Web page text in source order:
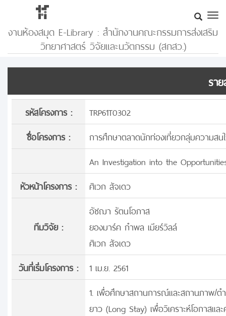
งานห้องสมุด E-Library : สำนักงานคณะกรรมการส่งเสริม
วิทยาศาสตร์ วิจัยและนวัตกรรม (สกสว.)
รา
รหัสโครงการ :
TRP61T0302
ชื่อโครงการ :
การศึกษาตลาดนักท่องเที่ยวกลุ่มความสน
An Investigation into the
หัวหน้าโครงการ :
ศิเวก สัจเดว
ทีมวิจัย :
อัชฌา รัตนโอภาส
ยองมาร์ค กำพล เมียร์วิลล์
ศิเวก สัจเดว
วันที่เริ่มโครงการ :
1 เม.ย. 2561
1. เพื่อศึกษาสถานการณ์และสถานภาพ/ต
ยาว (Long Stay) เพื่อวิเคราะห์โอกาสแล